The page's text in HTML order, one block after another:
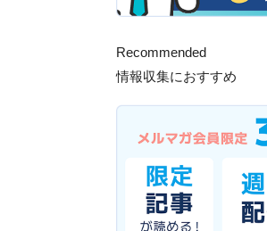
Recommended
情報収集におすすめ